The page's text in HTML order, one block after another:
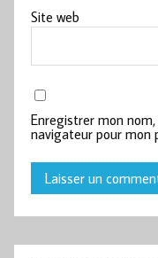
Site web
Enregistrer mon
navigateur pour mon